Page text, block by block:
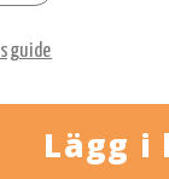
det
och diskret G-
Lägg i